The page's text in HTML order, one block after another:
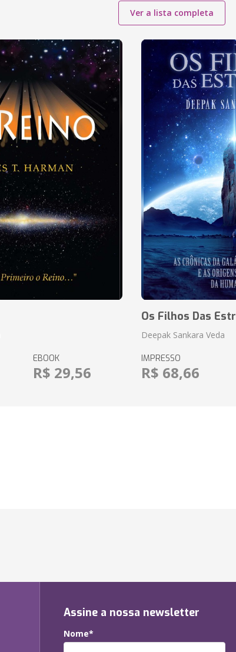
Ver a lista completa
EBOOK
R$ 29,56
Os Filhos Das
Deepak Sankara Veda
IMPRESSO
R$ 68,66
Assine a nossa newsletter
Nome*